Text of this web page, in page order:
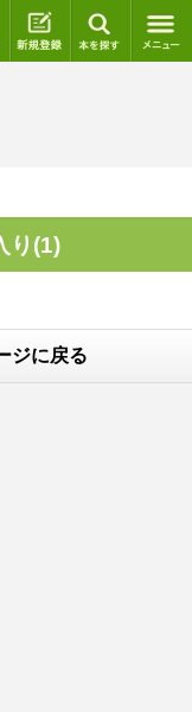
ログイン 新規登録
り(1)
ジに戻る